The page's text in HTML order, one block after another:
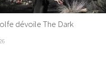
dévoile The Dark